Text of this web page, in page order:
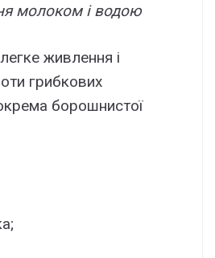
молоком і водою
живлення і
грибкових
борошнистої